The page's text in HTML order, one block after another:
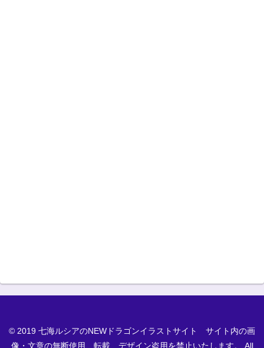
© 2019 七海ルシアのNEWドラゴンイラストサイト サイト内の画
像・文章の無断使用、転載、デザイン盗用を禁止いたします。 All